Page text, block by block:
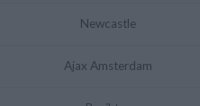
Newcastle
Ajax Amsterdam